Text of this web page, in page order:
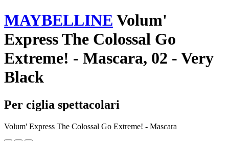
MAYBELLINE Volum'
Express The Colossal Go
Extreme! - Mascara, 02 - Very
Black
Per ciglia spettacolari
Volum' Express The Colossal Go Extreme! - Mascara